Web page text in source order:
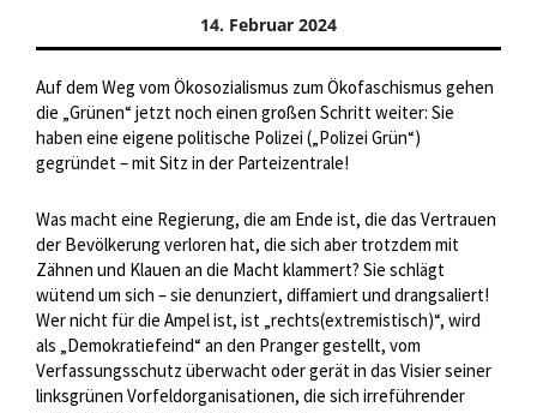
14. Februar 2024
Auf dem Weg vom Ökosozialismus zum Ökofaschismus gehen
die „Grünen“ jetzt noch einen großen Schritt weiter: Sie
haben eine eigene politische Polizei („Polizei Grün“)
gegründet – mit Sitz in der Parteizentrale!
Was macht eine Regierung, die am Ende ist, die das Vertrauen
der Bevölkerung verloren hat, die sich aber trotzdem mit
Zähnen und Klauen an die Macht klammert? Sie schlägt
wütend um sich – sie denunziert, diffamiert und drangsaliert!
Wer nicht für die Ampel ist, ist „rechts(extremistisch)“, wird
als „Demokratiefeind“ an den Pranger gestellt, vom
Verfassungsschutz überwacht oder gerät in das Visier seiner
linksgrünen Vorfeldorganisationen, die sich irreführender